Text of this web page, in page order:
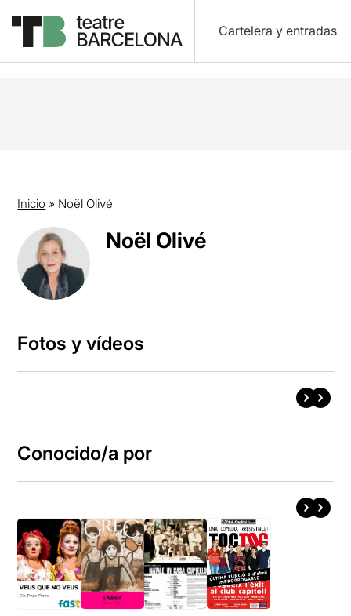
Cartelera y entradas
Inicio » Noël Olivé
Noël Olivé
Fotos y vídeos
Conocido/a por